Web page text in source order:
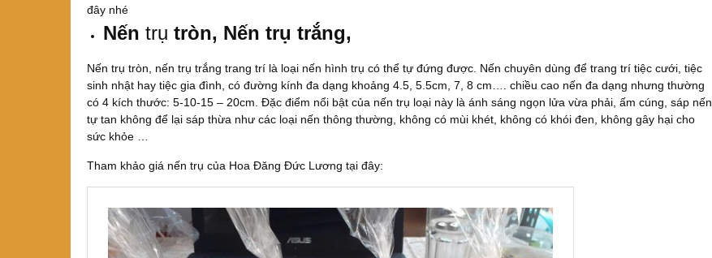
đây nhé
Nến trụ tròn, Nến trụ trắng,
Nến trụ tròn, nến trụ trắng trang trí là loại nến hình trụ có thể tự đứng được. Nến chuyên dùng để trang trí tiệc cưới, tiệc
sinh nhật hay tiệc gia đình, có đường kính đa dạng khoảng 4.5, 5.5cm, 7, 8 cm…. chiều cao nến đa dạng nhưng thường
có 4 kích thước: 5-10-15 – 20cm. Đặc điểm nổi bật của nến trụ loại này là ánh sáng ngọn lửa vừa phải, ấm cúng, sáp nến
tự tan không để lại sáp thừa như các loại nến thông thường, không có mùi khét, không có khói đen, không gây hại cho
sức khỏe …
Tham khảo giá nến trụ của Hoa Đăng Đức Lương tại đây: